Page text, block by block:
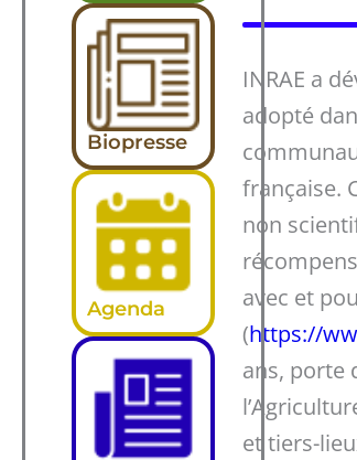
Biopresse
Agenda
INRAE a
adopté
française.
non
avec et
(https://
ans, porte
et tiers-